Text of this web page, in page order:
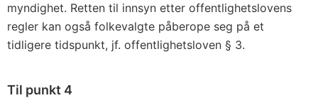
myndighet. Retten til innsyn etter offentlighets­lovens
regler kan også folkevalgte påberope seg på et
tidligere tidspunkt, jf. offentlighetsloven § 3.
Til punkt 4